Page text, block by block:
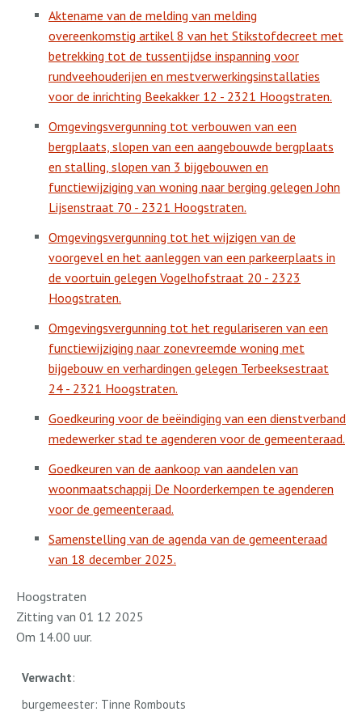
Aktename van de melding van melding
overeenkomstig artikel 8 van het Stikstofdecreet met
betrekking tot de tussentijdse inspanning voor
rundveehouderijen en mestverwerkingsinstallaties
voor de inrichting Beekakker 12 - 2321 Hoogstraten.
Omgevingsvergunning tot verbouwen van een
bergplaats, slopen van een aangebouwde bergplaats
en stalling, slopen van 3 bijgebouwen en
functiewijziging van woning naar berging gelegen John
Lijsenstraat 70 - 2321 Hoogstraten.
Omgevingsvergunning tot het wijzigen van de
voorgevel en het aanleggen van een parkeerplaats in
de voortuin gelegen Vogelhofstraat 20 - 2323
Hoogstraten.
Omgevingsvergunning tot het regulariseren van een
functiewijziging naar zonevreemde woning met
bijgebouw en verhardingen gelegen Terbeeksestraat
24 - 2321 Hoogstraten.
Goedkeuring voor de beëindiging van een dienstverband
medewerker stad te agenderen voor de gemeenteraad.
Goedkeuren van de aankoop van aandelen van
woonmaatschappij De Noorderkempen te agenderen
voor de gemeenteraad.
Samenstelling van de agenda van de gemeenteraad
van 18 december 2025.
Hoogstraten
Zitting van 01 12 2025
Om 14.00 uur.
Verwacht:
burgemeester: Tinne Rombouts